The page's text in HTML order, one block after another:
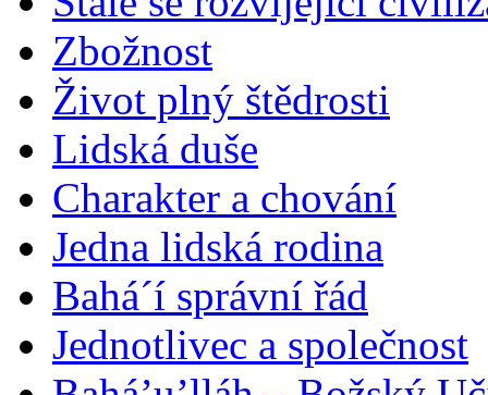
Zbožnost
Život plný štědrosti
Lidská duše
Charakter a chování
Jedna lidská rodina
Bahá´í správní řád
Jednotlivec a společnost